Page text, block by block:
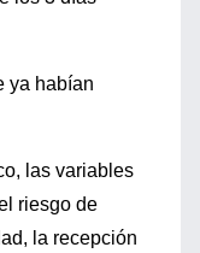
ya habían
las variables
riesgo de
la recepción